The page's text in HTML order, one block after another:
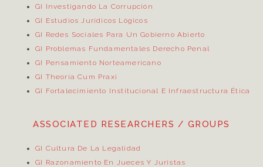
GI Investigando La Corrupción
GI Estudios Jurídicos Lógicos
GI Redes Sociales Para Un Gobierno Abierto
GI Problemas Fundamentales Derecho Penal
GI Pensamiento Norteamericano
GI Theoria Cum Praxi
GI Fortalecimiento Institucional E Infraestructura Ética
ASSOCIATED RESEARCHERS / GROUPS
GI Cultura De La Legalidad
GI Razonamiento En Jueces Y Juristas